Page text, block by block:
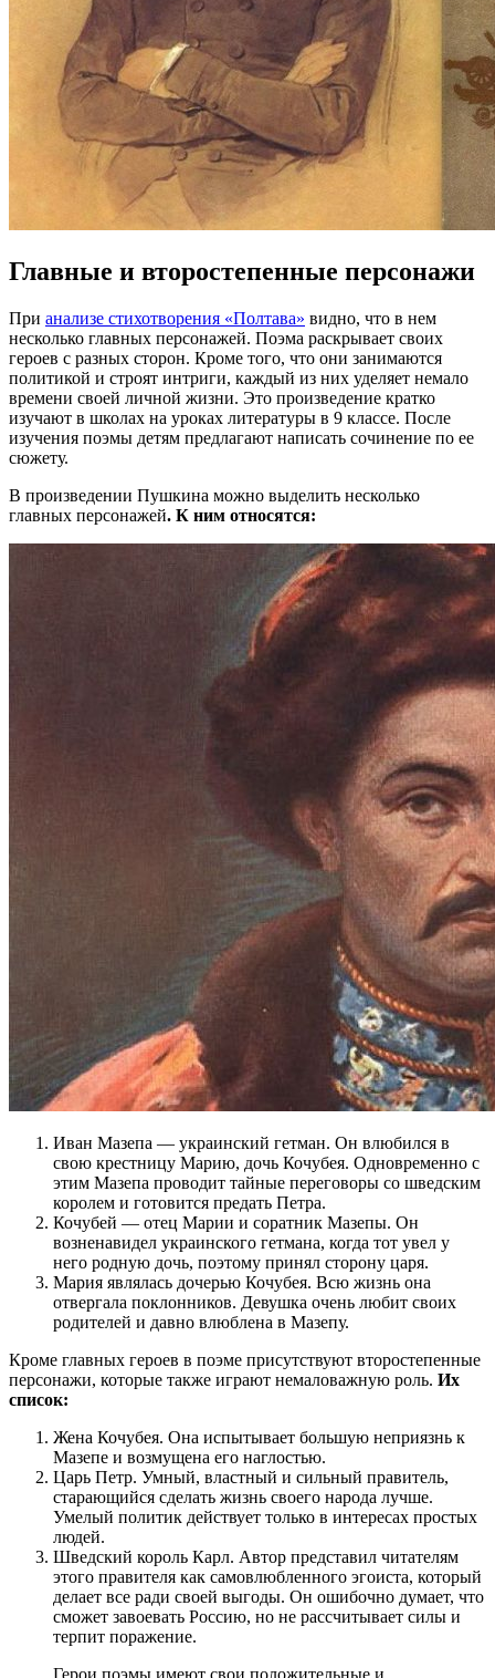
Главные и второстепенные персонажи
При анализе стихотворения «Полтава» видно, что в нем
несколько главных персонажей. Поэма раскрывает своих
героев с разных сторон. Кроме того, что они занимаются
политикой и строят интриги, каждый из них уделяет немало
времени своей личной жизни. Это произведение кратко
изучают в школах на уроках литературы в 9 классе. После
изучения поэмы детям предлагают написать сочинение по ее
сюжету.
В произведении Пушкина можно выделить несколько
главных персонажей. К ним относятся:
Иван Мазепа — украинский гетман. Он влюбился в
свою крестницу Марию, дочь Кочубея. Одновременно с
этим Мазепа проводит тайные переговоры со шведским
королем и готовится предать Петра.
Кочубей — отец Марии и соратник Мазепы. Он
возненавидел украинского гетмана, когда тот увел у
него родную дочь, поэтому принял сторону царя.
Мария являлась дочерью Кочубея. Всю жизнь она
отвергала поклонников. Девушка очень любит своих
родителей и давно влюблена в Мазепу.
Кроме главных героев в поэме присутствуют второстепенные
персонажи, которые также играют немаловажную роль. Их
список:
Жена Кочубея. Она испытывает большую неприязнь к
Мазепе и возмущена его наглостью.
Царь Петр. Умный, властный и сильный правитель,
старающийся сделать жизнь своего народа лучше.
Умелый политик действует только в интересах простых
людей.
Шведский король Карл. Автор представил читателям
этого правителя как самовлюбленного эгоиста, который
делает все ради своей выгоды. Он ошибочно думает, что
сможет завоевать Россию, но не рассчитывает силы и
терпит поражение.
Герои поэмы имеют свои положительные и